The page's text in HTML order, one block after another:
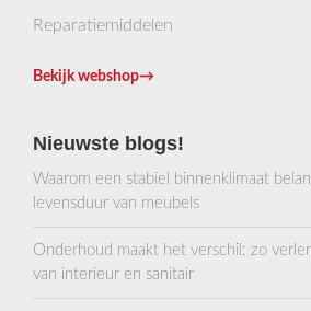
Reparatiemiddelen
Bekijk webshop→
Nieuwste blogs!
Waarom een stabiel binnenklimaat
levensduur van meubels
Onderhoud maakt het verschil: zo
van interieur en sanitair